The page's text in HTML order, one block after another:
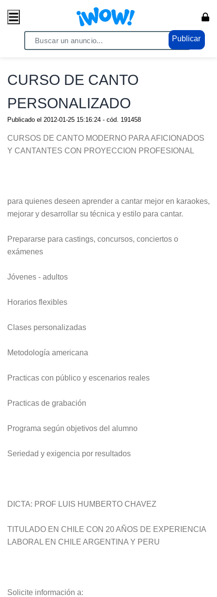
Publicar
/ Servicios / Cursos
CURSO DE CANTO
PERSONALIZADO
Publicado el 2012-01-25 15:16:24 - cód. 191458
CURSOS DE CANTO MODERNO PARA AFICIONADOS
Y CANTANTES CON PROYECCION PROFESIONAL
para quienes deseen aprender a cantar mejor en karaokes,
mejorar y desarrollar su técnica y estilo para cantar.
Prepararse para castings, concursos, conciertos o
exámenes
Jóvenes - adultos
Horarios flexibles
Clases personalizadas
Metodología americana
Practicas con público y escenarios reales
Practicas de grabación
Programa según objetivos del alumno
Seriedad y exigencia por resultados
DICTA: PROF LUIS HUMBERTO CHAVEZ
TITULADO EN CHILE CON 20 AÑOS DE EXPERIENCIA
LABORAL EN CHILE ARGENTINA Y PERU
Solicite información a: